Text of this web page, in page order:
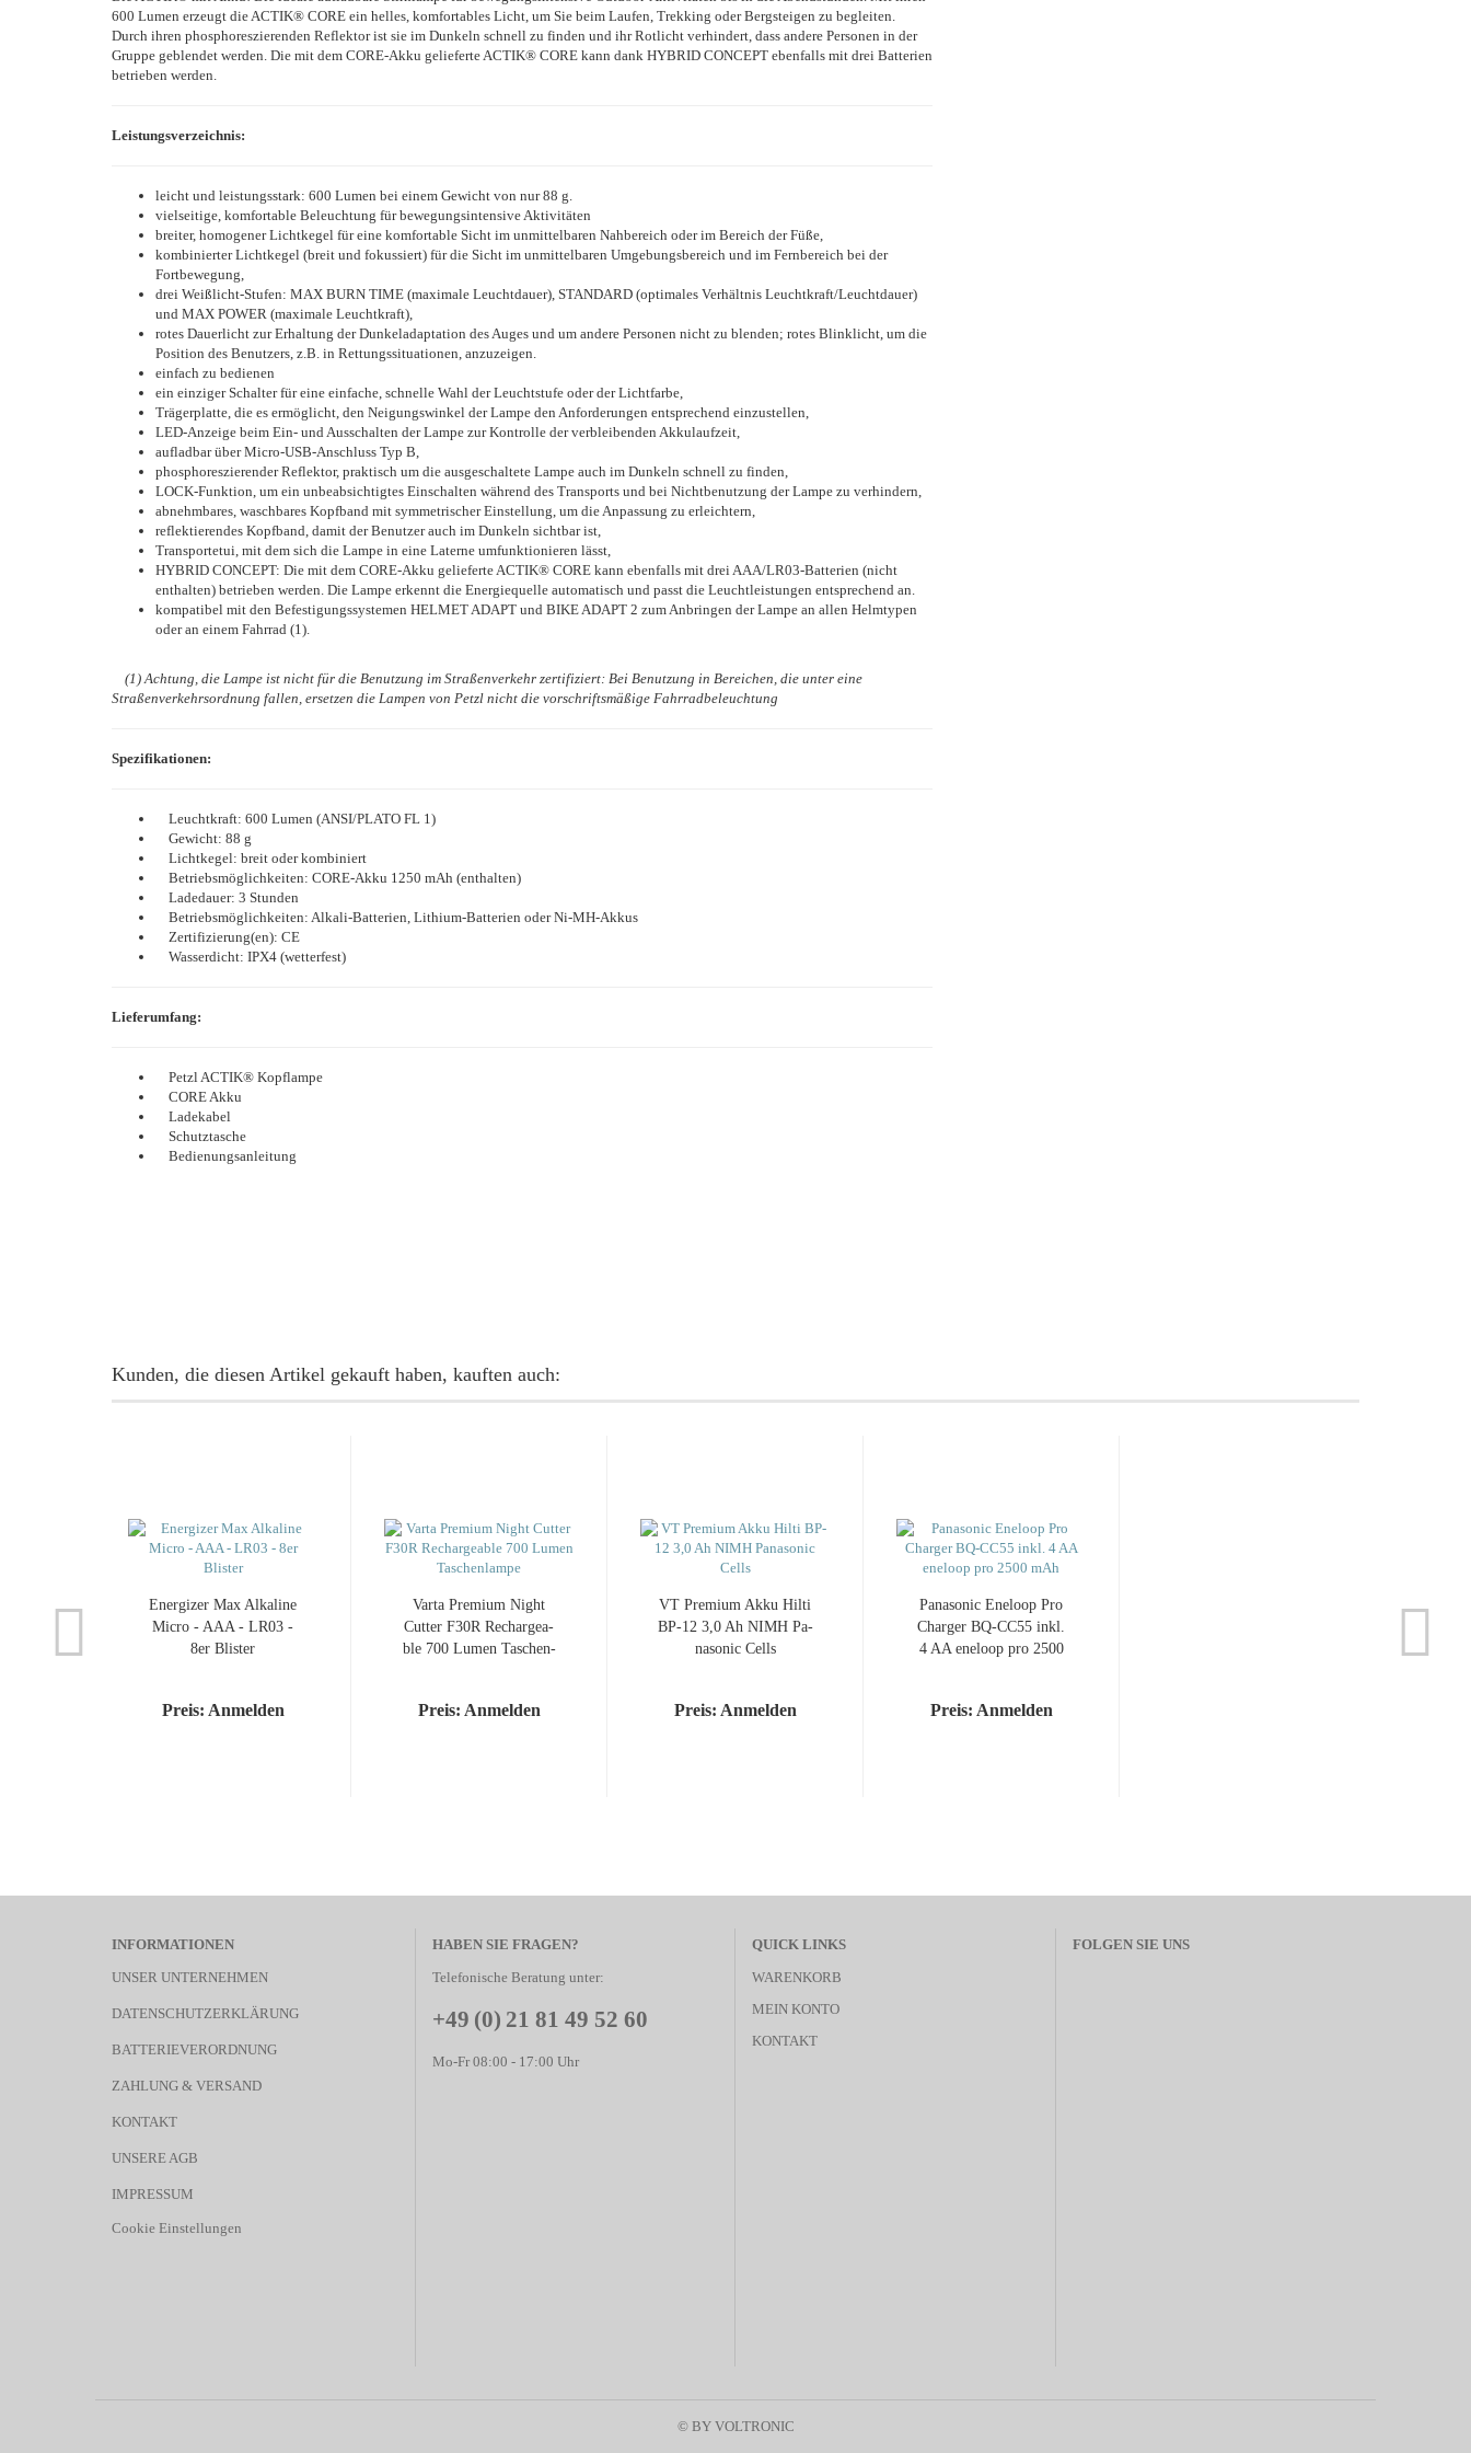
600 Lumen erzeugt die ACTIK® CORE ein helles, komfortables Licht, um Sie beim Laufen, Trekking oder Bergsteigen zu begleiten.
Durch ihren phosphoreszierenden Reflektor ist sie im Dunkeln schnell zu finden und ihr Rotlicht verhindert, dass andere Personen in der
Gruppe geblendet werden. Die mit dem CORE-Akku gelieferte ACTIK® CORE kann dank HYBRID CONCEPT ebenfalls mit drei Batterien
betrieben werden.
Leistungsverzeichnis:
leicht und leistungsstark: 600 Lumen bei einem Gewicht von nur 88 g.
vielseitige, komfortable Beleuchtung für bewegungsintensive Aktivitäten
breiter, homogener Lichtkegel für eine komfortable Sicht im unmittelbaren Nahbereich oder im Bereich der Füße,
kombinierter Lichtkegel (breit und fokussiert) für die Sicht im unmittelbaren Umgebungsbereich und im Fernbereich bei der
Fortbewegung,
drei Weißlicht-Stufen: MAX BURN TIME (maximale Leuchtdauer), STANDARD (optimales Verhältnis Leuchtkraft/Leuchtdauer)
und MAX POWER (maximale Leuchtkraft),
rotes Dauerlicht zur Erhaltung der Dunkeladaptation des Auges und um andere Personen nicht zu blenden; rotes Blinklicht, um die
Position des Benutzers, z.B. in Rettungssituationen, anzuzeigen.
einfach zu bedienen
ein einziger Schalter für eine einfache, schnelle Wahl der Leuchtstufe oder der Lichtfarbe,
Trägerplatte, die es ermöglicht, den Neigungswinkel der Lampe den Anforderungen entsprechend einzustellen,
LED-Anzeige beim Ein- und Ausschalten der Lampe zur Kontrolle der verbleibenden Akkulaufzeit,
aufladbar über Micro-USB-Anschluss Typ B,
phosphoreszierender Reflektor, praktisch um die ausgeschaltete Lampe auch im Dunkeln schnell zu finden,
LOCK-Funktion, um ein unbeabsichtigtes Einschalten während des Transports und bei Nichtbenutzung der Lampe zu verhindern,
abnehmbares, waschbares Kopfband mit symmetrischer Einstellung, um die Anpassung zu erleichtern,
reflektierendes Kopfband, damit der Benutzer auch im Dunkeln sichtbar ist,
Transportetui, mit dem sich die Lampe in eine Laterne umfunktionieren lässt,
HYBRID CONCEPT: Die mit dem CORE-Akku gelieferte ACTIK® CORE kann ebenfalls mit drei AAA/LR03-Batterien (nicht
enthalten) betrieben werden. Die Lampe erkennt die Energiequelle automatisch und passt die Leuchtleistungen entsprechend an.
kompatibel mit den Befestigungssystemen HELMET ADAPT und BIKE ADAPT 2 zum Anbringen der Lampe an allen Helmtypen
oder an einem Fahrrad (1).
(1) Achtung, die Lampe ist nicht für die Benutzung im Straßenverkehr zertifiziert: Bei Benutzung in Bereichen, die unter eine
Straßenverkehrsordnung fallen, ersetzen die Lampen von Petzl nicht die vorschriftsmäßige Fahrradbeleuchtung
Spezifikationen:
Leuchtkraft: 600 Lumen (ANSI/PLATO FL 1)
Gewicht: 88 g
Lichtkegel: breit oder kombiniert
Betriebsmöglichkeiten: CORE-Akku 1250 mAh (enthalten)
Ladedauer: 3 Stunden
Betriebsmöglichkeiten: Alkali-Batterien, Lithium-Batterien oder Ni-MH-Akkus
Zertifizierung(en): CE
Wasserdicht: IPX4 (wetterfest)
Lieferumfang:
Petzl ACTIK® Kopflampe
CORE Akku
Ladekabel
Schutztasche
Bedienungsanleitung
Kunden, die diesen Artikel gekauft haben, kauften auch:
En­er­gi­zer Max Al­ka­li­ne
Micro - AAA - LR03 -
8er Blis­ter
Preis: Anmelden
Varta Pre­mi­um Night
Cut­ter F30R Rech­ar­ge­a­
ble 700 Lumen Ta­schen­
Preis: Anmelden
VT Pre­mi­um Akku Hilti
BP-12 3,0 Ah NIMH Pa­
na­so­nic Cells
Preis: Anmelden
Pa­na­so­nic Ene­loop Pro
Char­ger BQ-​CC55 inkl.
4 AA ene­loop pro 2500
Preis: Anmelden
INFORMATIONEN
UNSER UNTERNEHMEN
DATENSCHUTZERKLÄRUNG
BATTERIEVERORDNUNG
ZAHLUNG & VERSAND
KONTAKT
UNSERE AGB
IMPRESSUM
Cookie Einstellungen
HABEN SIE FRAGEN?
Telefonische Beratung unter:
+49 (0) 21 81 49 52 60
Mo-Fr 08:00 - 17:00 Uhr
QUICK LINKS
WARENKORB
MEIN KONTO
KONTAKT
FOLGEN SIE UNS
© BY VOLTRONIC